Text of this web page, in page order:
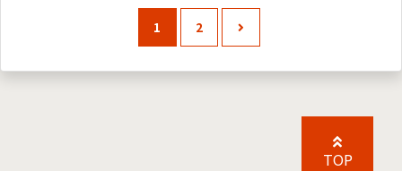
1 2
TOP